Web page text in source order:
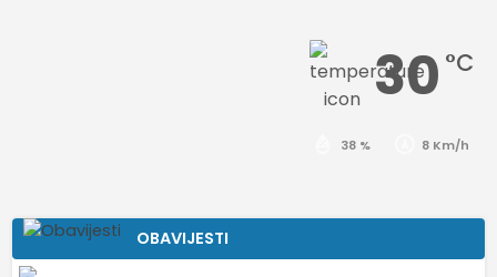
30 °C
38 % 8 Km/h
OBAVIJESTI